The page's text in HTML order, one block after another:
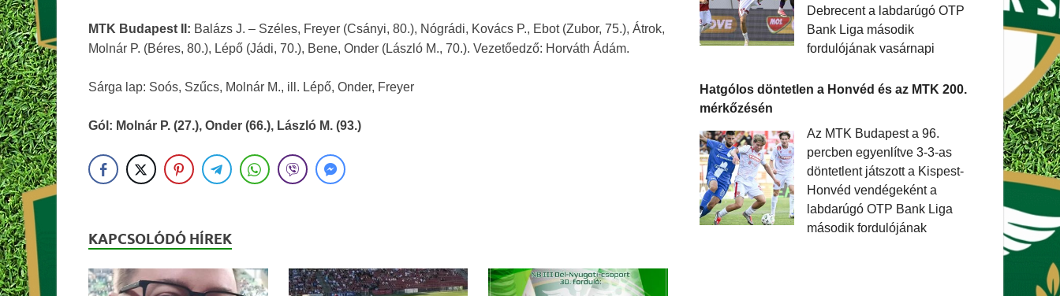
MTK Budapest II: Balázs J. – Széles, Freyer (Csányi, 80.), Nógrádi, Kovács P., Ebot (Zubor, 75.), Átrok,
Molnár P. (Béres, 80.), Lépő (Jádi, 70.), Bene, Onder (László M., 70.). Vezetőedző: Horváth Ádám.
Sárga lap: Soós, Szűcs, Molnár M., ill. Lépő, Onder, Freyer
Gól: Molnár P. (27.), Onder (66.), László M. (93.)
KAPCSOLÓDÓ HÍREK
Debrecent a labdarúgó OTP
Bank Liga második
fordulójának vasárnapi
Hatgólos döntetlen a Honvéd és az MTK 200.
mérkőzésén
Az MTK Budapest a 96.
percben egyenlítve 3-3-as
döntetlent játszott a Kispest-
Honvéd vendégeként a
labdarúgó OTP Bank Liga
második fordulójának